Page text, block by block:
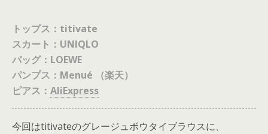
トップス：titivate
スカート：UNIQLO
バッグ：LOEWE
パンプス：Menué （楽天）
ピアス： AliExpress
今回はtitivateのグレージュボウタイブラウスに、